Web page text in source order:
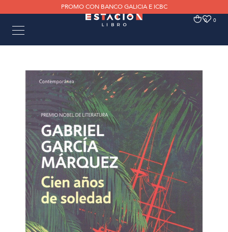
PROMO CON BANCO GALICIA E ICBC
0 0